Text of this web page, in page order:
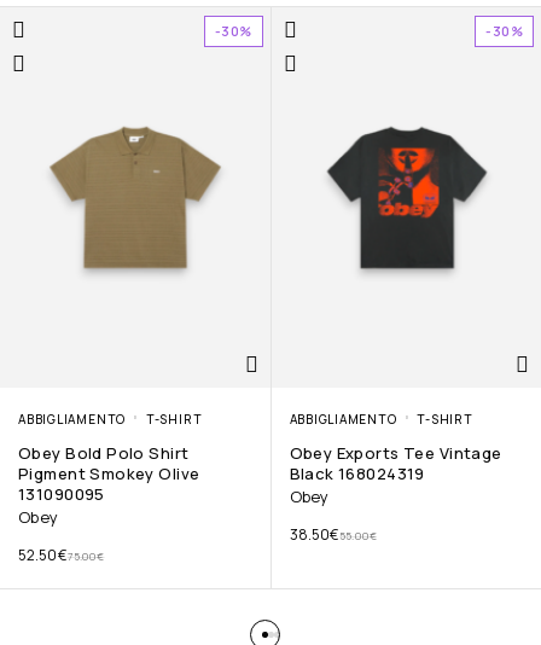
-30%
ABBIGLIAMENTO T-SHIRT
Obey Bold Polo Shirt
Pigment Smokey Olive
131090095
Obey
75.00€
52.50€
-30%
ABBIGLIAMENTO T-SHIRT
Obey Exports Tee Vintage
Black 168024319
Obey
55.00€
38.50€